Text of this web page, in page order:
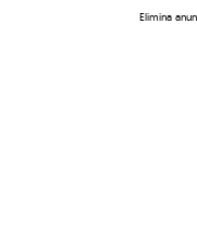
Elimina